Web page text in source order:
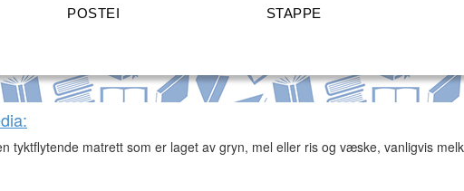
POSTEI STAPPE
tyktflytende matrett som er laget av gryn, mel eller ris og væske, vanligvis